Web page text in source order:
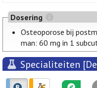
Dosering
Osteoporose bij
man: 60 mg in 1
Specialiteiten